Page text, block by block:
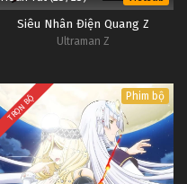
Siêu Nhân Điện Quang Z
Ultraman Z
TRỌN BỘ Phim bộ